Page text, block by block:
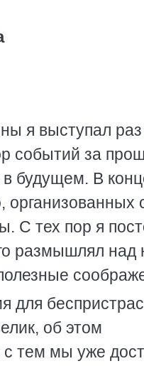
я выступал
событий за
будущем. В
организованных
С тех пор я
размышлял над
для
об этом
с тем мы уже